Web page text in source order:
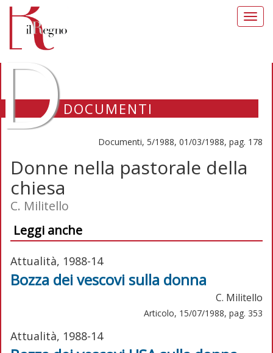
DOCUMENTI
Documenti, 5/1988, 01/03/1988, pag. 178
Donne nella pastorale della
chiesa
C. Militello
Leggi anche
Attualità, 1988-14
Bozza dei vescovi sulla donna
C. Militello
Articolo, 15/07/1988, pag. 353
Attualità, 1988-14